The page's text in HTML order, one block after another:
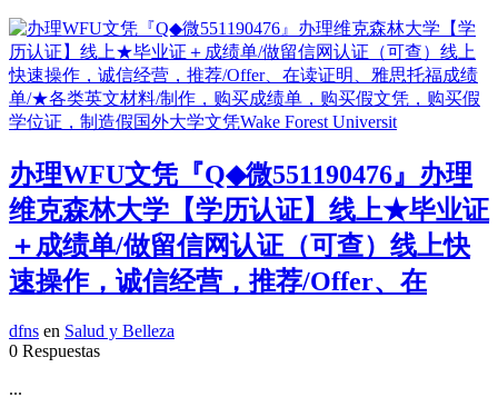
办理WFU文凭『Q◆微551190476』办理
维克森林大学【学历认证】线上★毕业证
＋成绩单/做留信网认证（可查）线上快
速操作，诚信经营，推荐/Offer、在
dfns en Salud y Belleza
0 Respuestas
...